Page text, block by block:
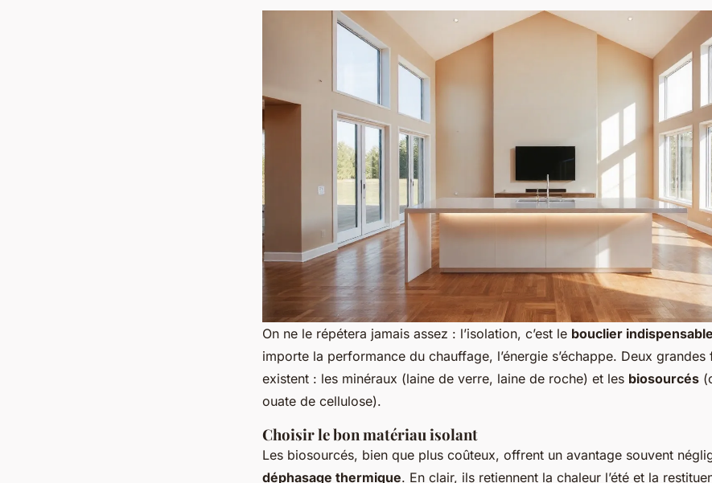
On ne le répétera jamais assez : l’isolation, c’est le bouclier indispensable
importe la performance du chauffage, l’énergie s’échappe. Deux grandes
existent : les minéraux (laine de verre, laine de roche) et les biosourcés
ouate de cellulose).
Choisir le bon matériau isolant
Les biosourcés, bien que plus coûteux, offrent un avantage souvent
déphasage thermique. En clair, ils retiennent la chaleur l’été et la